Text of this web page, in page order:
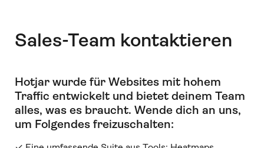
Sales-Team kontaktieren
Hotjar wurde für Websites mit hohem
Traffic entwickelt und bietet deinem Team
alles, was es braucht. Wende dich an uns,
um Folgendes freizuschalten: